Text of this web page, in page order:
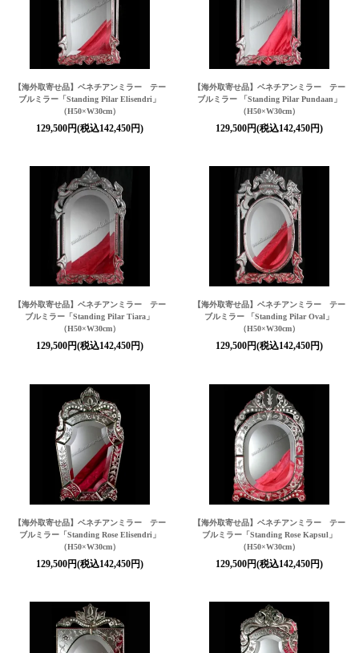
【海外取寄せ品】ベネチアンミラー テー
ブルミラー「Standing Pilar Elisendri」
（H50×W30cm）
129,500円(税込142,450円)
【海外取寄せ品】ベネチアンミラー テー
ブルミラー 「Standing Pilar Pundaan」
（H50×W30cm）
129,500円(税込142,450円)
【海外取寄せ品】ベネチアンミラー テー
ブルミラー「Standing Pilar Tiara」
（H50×W30cm）
129,500円(税込142,450円)
【海外取寄せ品】ベネチアンミラー テー
ブルミラー 「Standing Pilar Oval」
（H50×W30cm）
129,500円(税込142,450円)
【海外取寄せ品】ベネチアンミラー テー
ブルミラー「Standing Rose Elisendri」
（H50×W30cm）
129,500円(税込142,450円)
【海外取寄せ品】ベネチアンミラー テー
ブルミラー「Standing Rose Kapsul」
（H50×W30cm）
129,500円(税込142,450円)